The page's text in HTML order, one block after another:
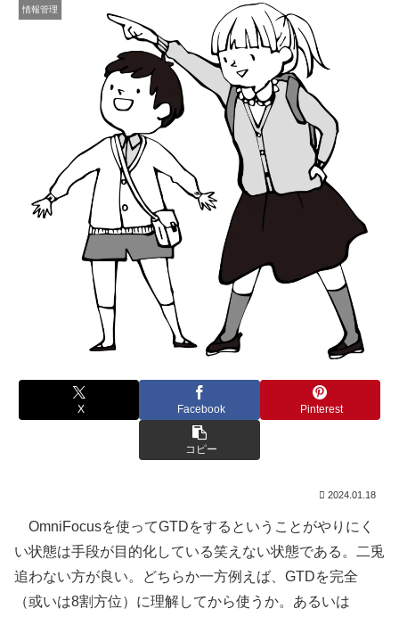
情報管理
X Facebook Pinterest
コピー
2024.01.18
OmniFocusを使ってGTDをするということがやりにく
い状態は手段が目的化している笑えない状態である。二兎
追わない方が良い。どちらか一方例えば、 GTDを完全
（或いは8割方位）に理解してから使うか。あるいは